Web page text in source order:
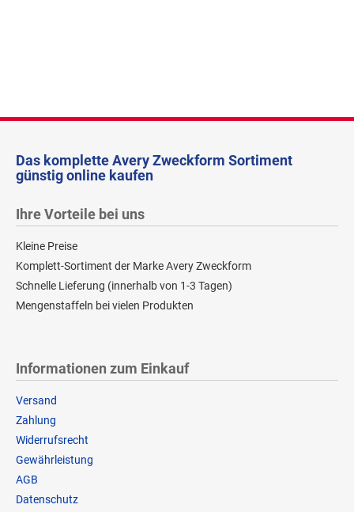
Das komplette Avery Zweckform Sortiment
günstig online kaufen
Ihre Vorteile bei uns
Kleine Preise
Komplett-Sortiment der Marke Avery Zweckform
Schnelle Lieferung (innerhalb von 1-3 Tagen)
Mengenstaffeln bei vielen Produkten
Informationen zum Einkauf
Versand
Zahlung
Widerrufsrecht
Gewährleistung
AGB
Datenschutz